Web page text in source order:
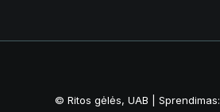
© Ritos gėlės, UAB | Sprendimas: